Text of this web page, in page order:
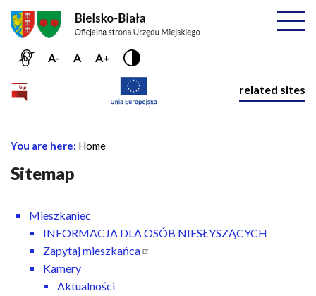
Przejdź do menu głównego
Przejdź do treści
Mapa serwisu
A- A A+
related sites
nawigacja
B
r
e
d
You are here: Home
Sitemap
Mieszkaniec
INFORMACJA DLA OSÓB NIESŁYSZĄCYCH
Zapytaj mieszkańca
Kamery
Aktualności